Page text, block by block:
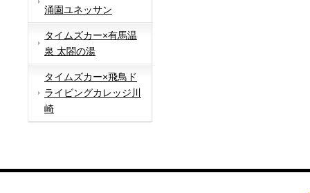
涌園ユネッサン
タイムズカー×有馬温
泉 太閤の湯
タイムズカー×飛鳥ド
ライビングカレッジ川
崎